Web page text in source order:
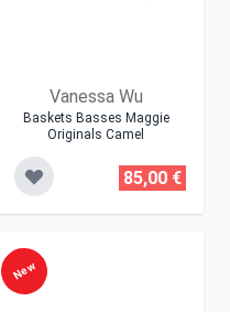
Vanessa Wu
Baskets Basses Maggie
Originals Camel
85,00 €
New